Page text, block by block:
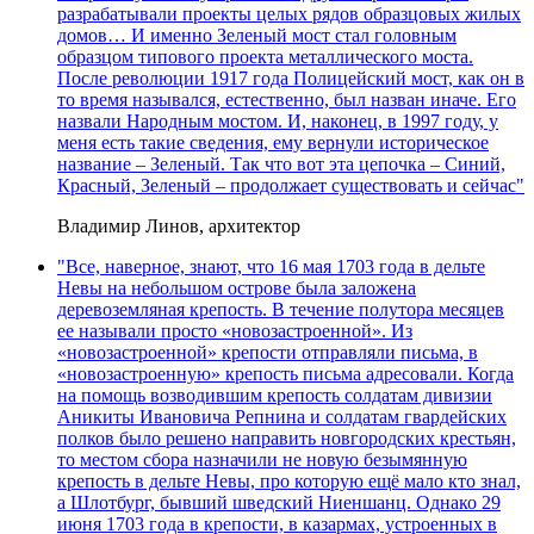
разрабатывали проекты целых рядов образцовых жилых
домов… И именно Зеленый мост стал головным
образцом типового проекта металлического моста.
После революции 1917 года Полицейский мост, как он в
то время назывался, естественно, был назван иначе. Его
назвали Народным мостом. И, наконец, в 1997 году, у
меня есть такие сведения, ему вернули историческое
название – Зеленый. Так что вот эта цепочка – Синий,
Красный, Зеленый – продолжает существовать и сейчас"
Владимир Линов, архитектор
"Все, наверное, знают, что 16 мая 1703 года в дельте
Невы на небольшом острове была заложена
деревоземляная крепость. В течение полутора месяцев
ее называли просто «новозастроенной». Из
«новозастроенной» крепости отправляли письма, в
«новозастроенную» крепость письма адресовали. Когда
на помощь возводившим крепость солдатам дивизии
Аникиты Ивановича Репнина и солдатам гвардейских
полков было решено направить новгородских крестьян,
то местом сбора назначили не новую безымянную
крепость в дельте Невы, про которую ещё мало кто знал,
а Шлотбург, бывший шведский Ниеншанц. Однако 29
июня 1703 года в крепости, в казармах, устроенных в